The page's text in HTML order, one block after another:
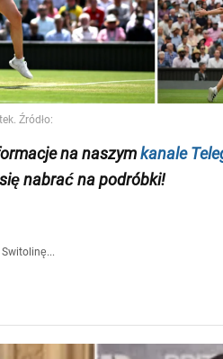
na naszymkanale
nabrać na podróbki!